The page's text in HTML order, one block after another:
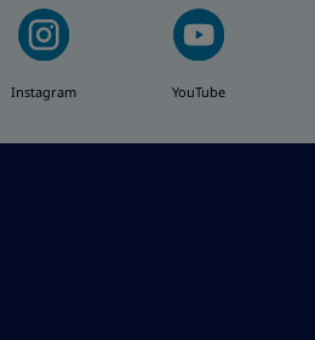
Instagram YouTube